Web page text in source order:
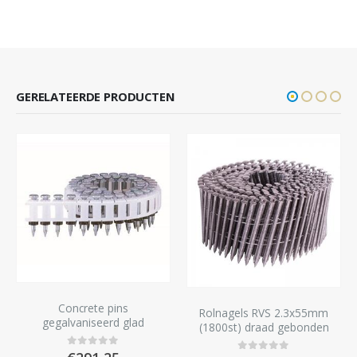
GERELATEERDE PRODUCTEN
Concrete pins
gegalvaniseerd glad
25×2,5mm (2000st)
0out of 5
Rolnagels RVS 2.3x55mm
(1800st) draad gebonden
bolkop vlakke rol